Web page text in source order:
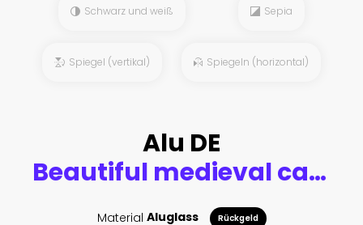
Schwarz und weiß Sepia
Spiegel (vertikal) Spiegeln (horizontal)
Alu DE
Beautiful medieval castle at night
Material Aluglass Rückgeld